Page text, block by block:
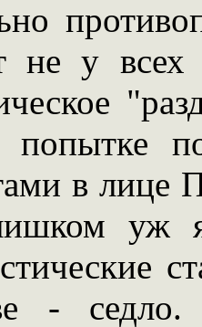
не у
попытке
в лице
уж
-